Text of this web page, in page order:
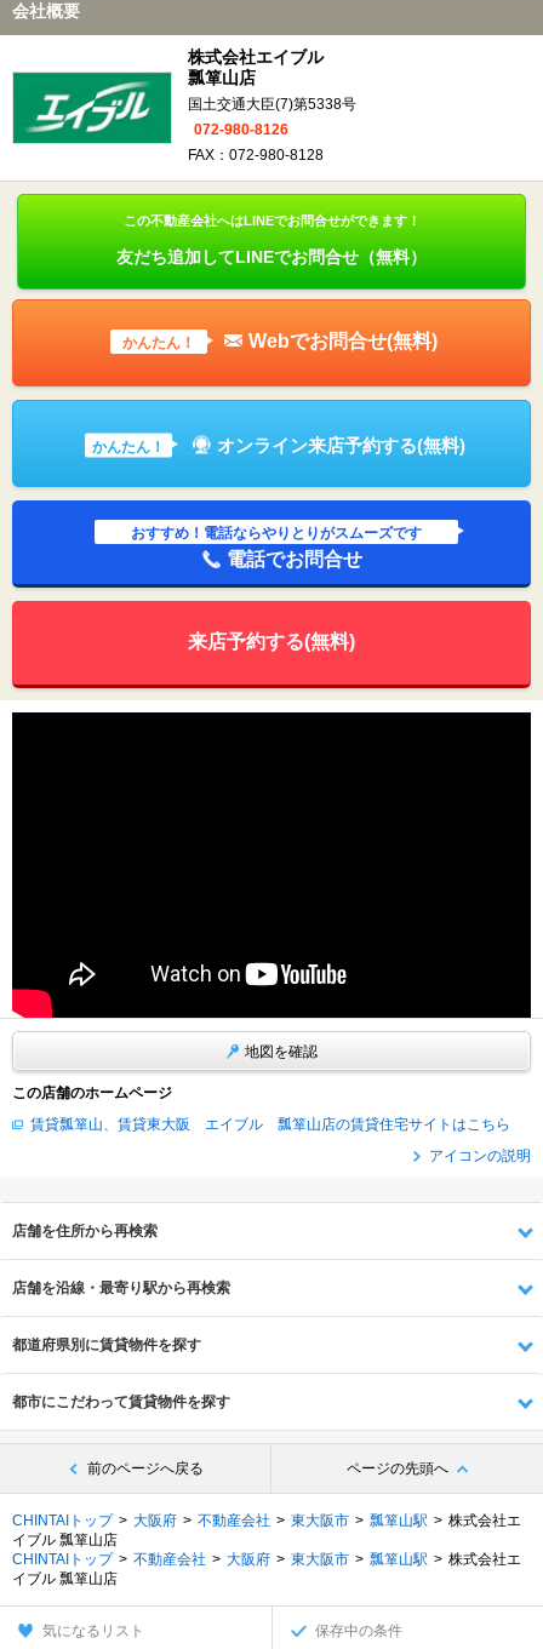
会社概要
株式会社エイブル
瓢箪山店
国土交通大臣(7)第5338号
072-980-8126
FAX：072-980-8128
この不動産会社へはLINEでお問合せができます！
友だち追加してLINEでお問合せ（無料）
かんたん！ Webでお問合せ(無料)
かんたん！ オンライン来店予約する(無料)
おすすめ！電話ならやりとりがスムーズです
電話でお問合せ
来店予約する(無料)
地図を確認
この店舗のホームページ
賃貸瓢箪山、賃貸東大阪 エイブル 瓢箪山店の賃貸住宅サイトはこちら
アイコンの説明
店舗を住所から再検索
店舗を沿線・最寄り駅から再検索
都道府県別に賃貸物件を探す
都市にこだわって賃貸物件を探す
前のページへ戻る ページの先頭へ
CHINTAIトップ 大阪府 不動産会社 東大阪市 瓢箪山駅
株式会社エ
イブル 瓢箪山店
CHINTAIトップ
不動産会社 大阪府 東大阪市 瓢箪山駅
株式会社エ
イブル 瓢箪山店
気になるリスト 保存中の条件